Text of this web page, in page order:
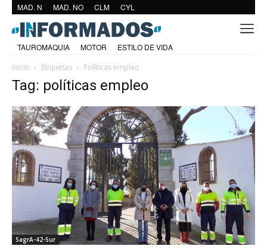
MAD. N MAD. NO CLM CYL
TAUROMAQUIA MOTOR
ESTILO DE VIDA
Inicio
Etiquetas Políticas empleo
Tag: políticas empleo
SagrA-42-Sur